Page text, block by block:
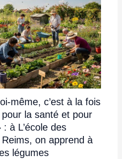
même, c’est à la fois
la santé et pour
: à L’école des
on apprend à
légumes